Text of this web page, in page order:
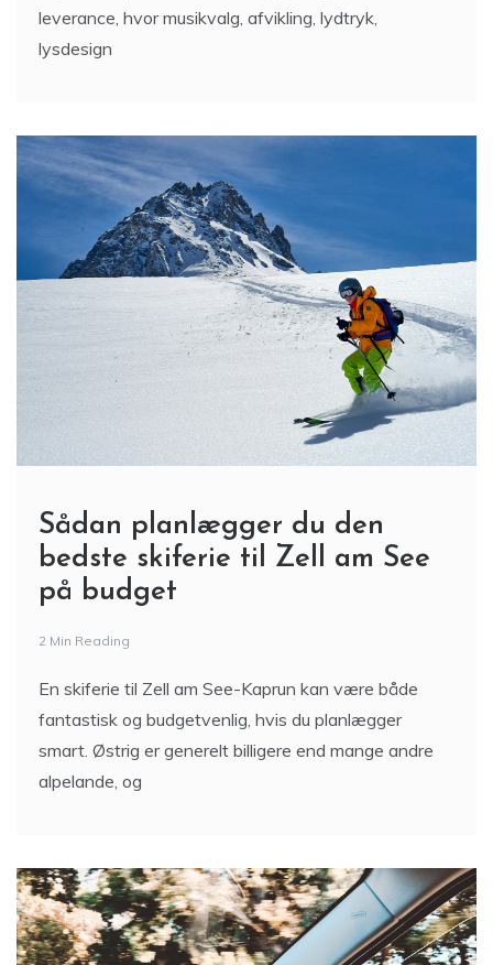
leverance, hvor musikvalg, afvikling, lydtryk,
lysdesign
Sådan planlægger du den
bedste skiferie til Zell am See
på budget
2 Min Reading
En skiferie til Zell am See-Kaprun kan være både
fantastisk og budgetvenlig, hvis du planlægger
smart. Østrig er generelt billigere end mange andre
alpelande, og